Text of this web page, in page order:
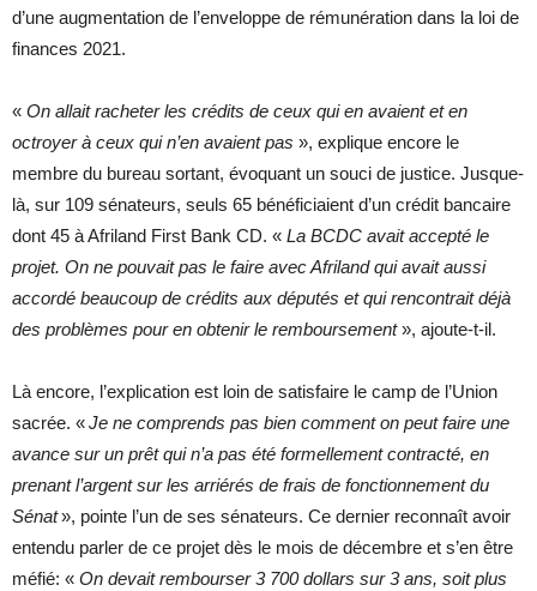
d’une augmentation de l’enveloppe de rémunération dans la loi de
finances 2021.
« On allait racheter les crédits de ceux qui en avaient et en
octroyer à ceux qui n’en avaient pas », explique encore le
membre du bureau sortant, évoquant un souci de justice. Jusque-
là, sur 109 sénateurs, seuls 65 bénéficiaient d’un crédit bancaire
dont 45 à Afriland First Bank CD. « La BCDC avait accepté le
projet. On ne pouvait pas le faire avec Afriland qui avait aussi
accordé beaucoup de crédits aux députés et qui rencontrait déjà
des problèmes pour en obtenir le remboursement», ajoute-t-il.
Là encore, l’explication est loin de satisfaire le camp de l’Union
sacrée. «Je ne comprends pas bien comment on peut faire une
avance sur un prêt qui n’a pas été formellement contracté, en
prenant l’argent sur les arriérés de frais de fonctionnement du
Sénat», pointe l’un de ses sénateurs. Ce dernier reconnaît avoir
entendu parler de ce projet dès le mois de décembre et s’en être
méfié: « On devait rembourser 3 700 dollars sur 3 ans, soit plus